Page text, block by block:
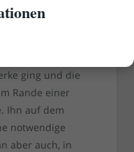
uns, damit die
scheffeln.
ging und die
Rande einer
Ihn auf dem
notwendige
aber auch, in